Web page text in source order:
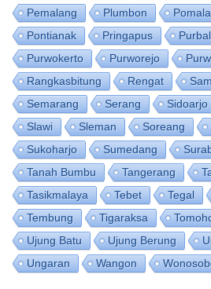
Pemalang
Plumbon
Pontianak
Pringapus
Purwokerto
Purworejo
Rangkasbitung
Rengat
Semarang
Serang Sidoarjo
Slawi
Sleman Soreang
Sukoharjo
Sumedang
Tanah Bumbu
Tangerang
Tasikmalaya
Tebet Tegal
Tembung
Tigaraksa
Ujung Batu
Ujung Berung
Ungaran
Wangon